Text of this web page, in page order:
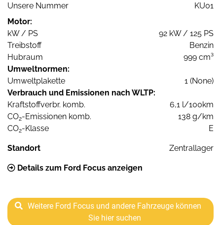
Unsere Nummer
KU01
Motor:
kW / PS
92 kW / 125 PS
Treibstoff
Benzin
Hubraum
999 cm³
Umweltnormen:
Umweltplakette
1 (None)
Verbrauch und Emissionen nach WLTP:
Kraftstoffverbr. komb.
6,1 l/100km
CO2-Emissionen komb.
138 g/km
CO2-Klasse E
Standort Zentrallager
Details zum Ford Focus anzeigen
Weitere Ford Focus und andere Fahrzeuge können
Sie hier suchen